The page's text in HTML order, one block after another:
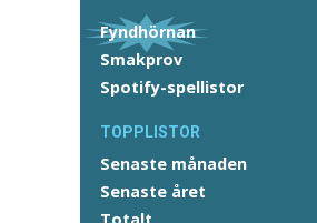
Fyndhörnan
Smakprov
Spotify-spellistor
TOPPLISTOR
Senaste månaden
Senaste året